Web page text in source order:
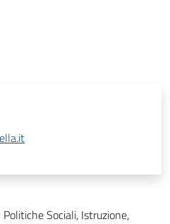
Sociali, Istruzione,